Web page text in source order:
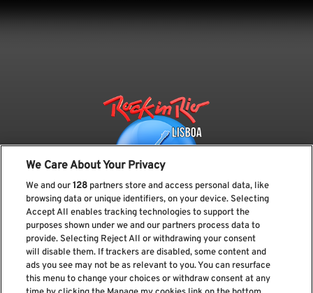
Subscreve a nossa newsletter
We Care About Your Privacy
We and our128 partners store and access personal data, like
browsing data or unique identifiers, on your device. Selecting
Accept All enables tracking technologies to support the
purposes shown under we and our partners process data to
provide. Selecting Reject All or withdrawing your consent
will disable them. If trackers are disabled, some content and
ads you see may not be as relevant to you. You can resurface
this menu to change your choices or withdraw consent at any